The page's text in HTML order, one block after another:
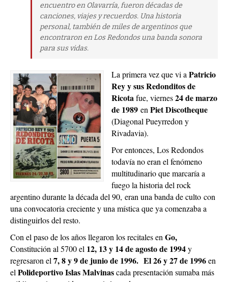
encuentro en Olavarría, fueron décadas de
canciones, viajes y recuerdos. Una historia
personal, también de miles de argentinos que
encontraron en Los Redondos una banda sonora
para sus vidas.
La primera vez que vi aPatricio
Rey y sus Redonditos de
Ricota fue, viernes24 de marzo
de 1989 en Piet Discotheque
(Diagonal Pueyrredon y
Rivadavia).
Por entonces, Los Redondos
todavía no eran el fenómeno
multitudinario que marcaría a
fuego la historia del rock
argentino durante la década del 90, eran una banda de culto con
una convocatoria creciente y una mística que ya comenzaba a
distinguirlos del resto.
Con el paso de los años llegaron los recitales en Go,
Constitución al 5700 el 12, 13 y 14 de agosto de 1994y
regresaron el 7, 8 y 9 de junio de 1996. El 26 y 27 de 1996en
el Polideportivo Islas Malvinascada presentación sumaba más